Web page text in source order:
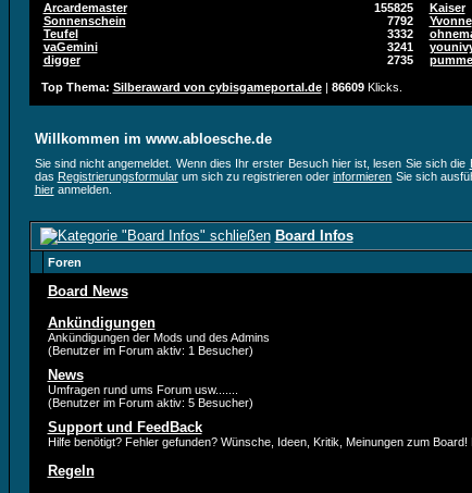
Arcardemaster
Sonnenschein
Teufel
vaGemini
digger
155825
7792
3332
3241
2735
Kaiser
Yvonne
Top Thema: Silberaward von cybisgameportal.de| 86609Klicks.
Willkommen im www.abloesche.de
Sie sind nicht angemeldet. Wenn dies Ihr erster Besuch hier ist, lesen Sie sich die
das Registrierungsformularum sich zu registrieren oderinformieren Sie sich
hieranmelden.
Board Infos
Foren
Board News
Ankündigungen
Ankündigungen der Mods und des Admins
(Benutzer im Forum aktiv: 1 Besucher)
News
Umfragen rund ums Forum usw.......
(Benutzer im Forum aktiv: 5 Besucher)
Support und FeedBack
Hilfe benötigt? Fehler gefunden? Wünsche, Ideen, Kritik, Meinungen zum Board!
Regeln